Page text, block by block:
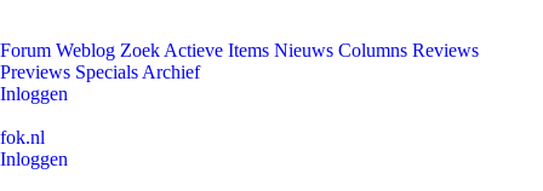
Forum Weblog Zoek Actieve Items Nieuws Columns Reviews
Previews Specials Archief
Inloggen
fok.nl
Inloggen